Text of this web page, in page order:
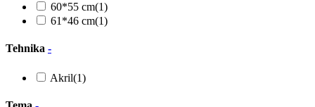
60*55 cm(1)
61*46 cm(1)
Tehnika -
Akril(1)